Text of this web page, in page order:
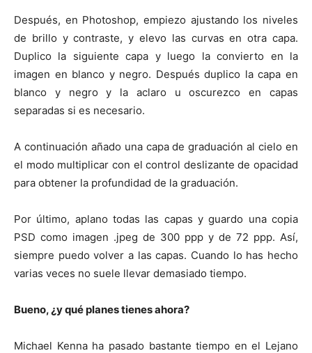
Después, en Photoshop, empiezo ajustando los niveles
de brillo y contraste, y elevo las curvas en otra capa.
Duplico la siguiente capa y luego la convierto en la
imagen en blanco y negro. Después duplico la capa en
blanco y negro y la aclaro u oscurezco en capas
separadas si es necesario.
A continuación añado una capa de graduación al cielo en
el modo multiplicar con el control deslizante de opacidad
para obtener la profundidad de la graduación.
Por último, aplano todas las capas y guardo una copia
PSD como imagen .jpeg de 300 ppp y de 72 ppp. Así,
siempre puedo volver a las capas. Cuando lo has hecho
varias veces no suele llevar demasiado tiempo.
Bueno, ¿y qué planes tienes ahora?
Michael Kenna ha pasado bastante tiempo en el Lejano